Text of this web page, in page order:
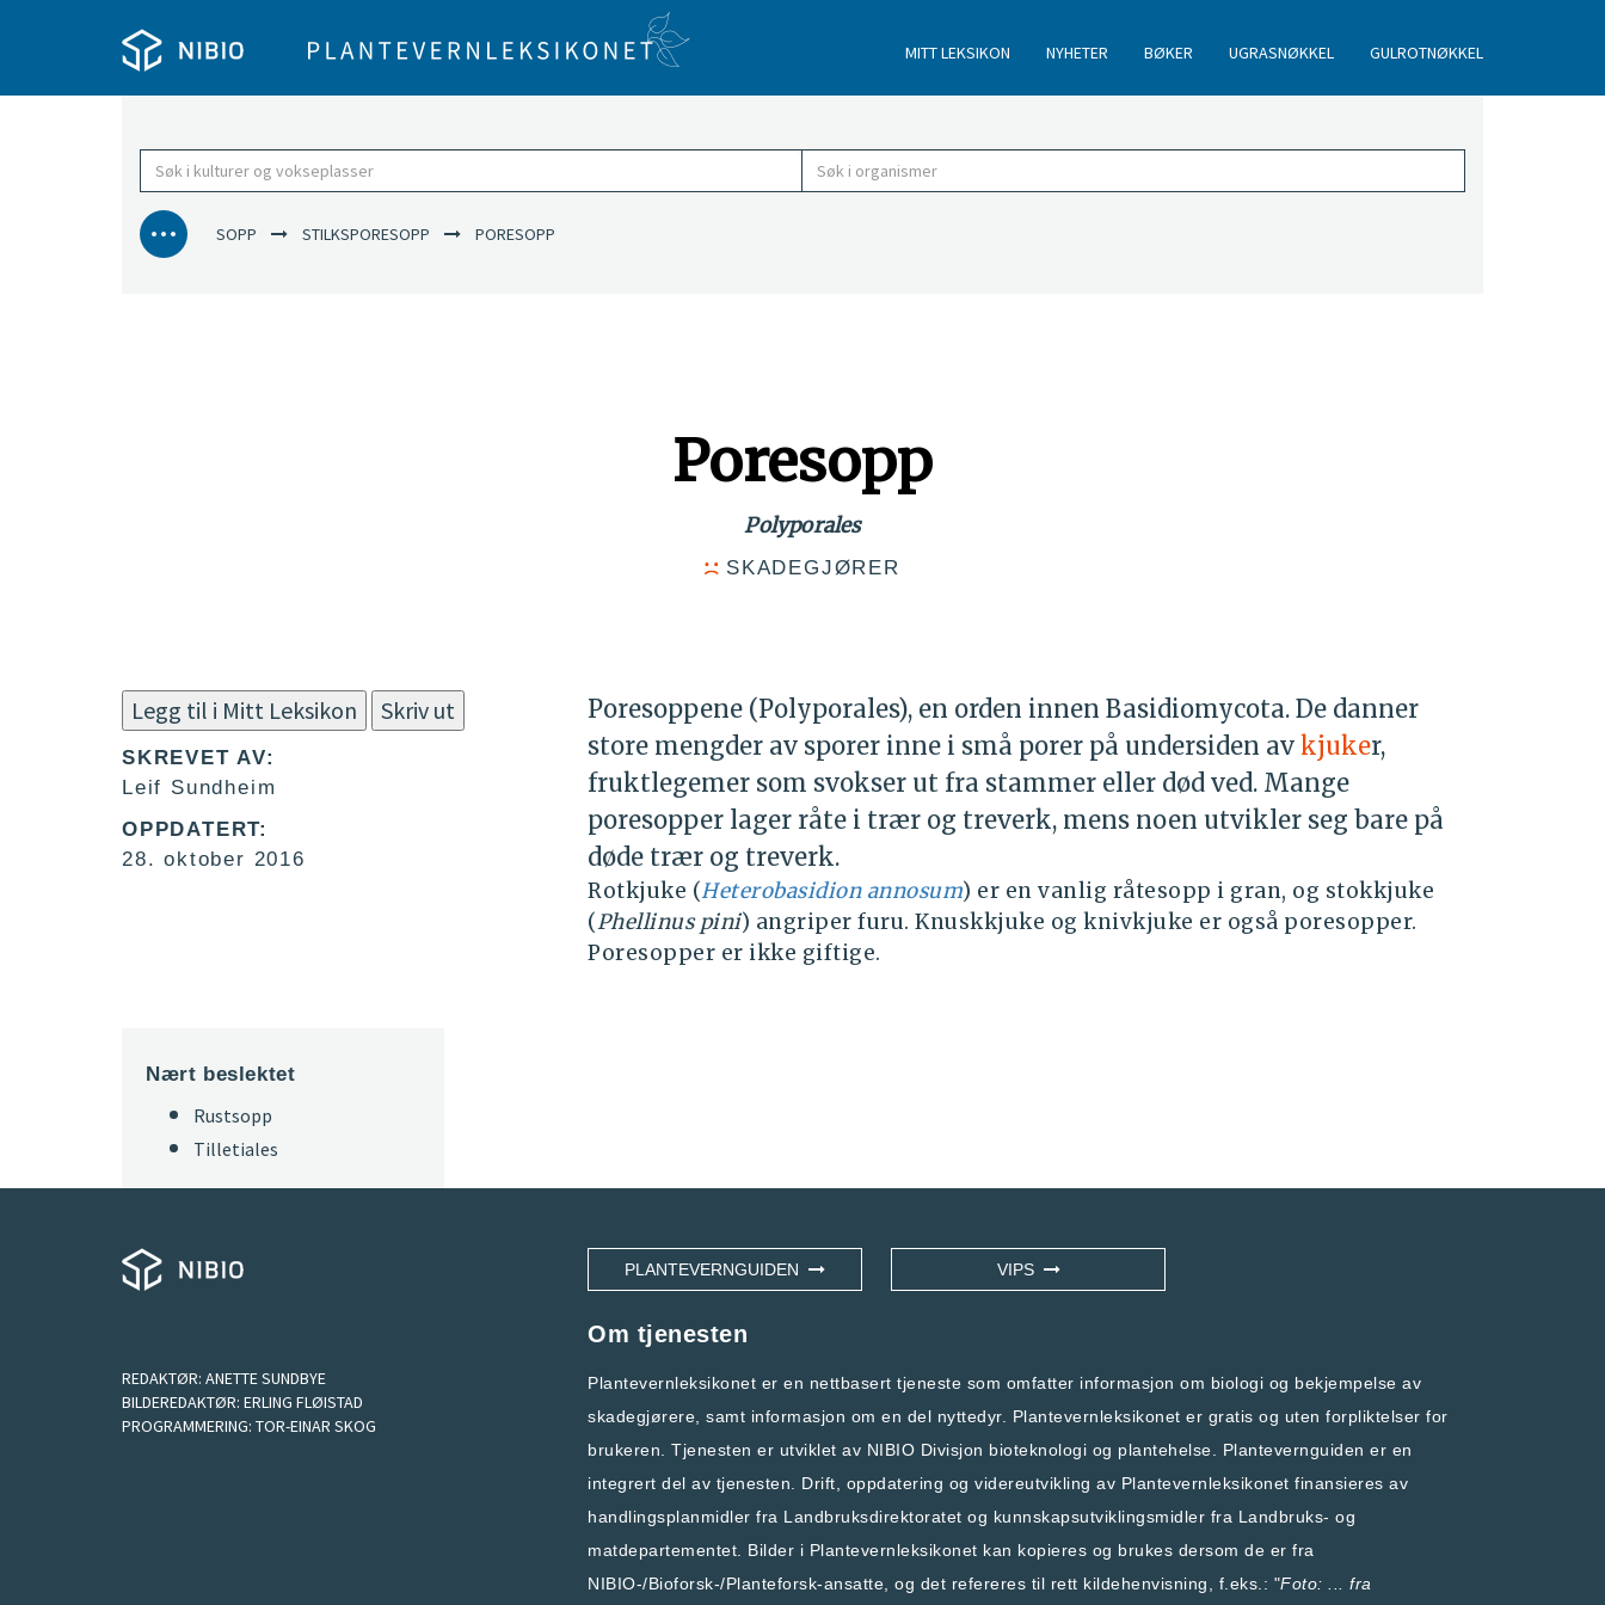
MITT LEKSIKON NYHETER BØKER UGRASNØKKEL GULROTNØKKEL
SOPP STILKSPORESOPP PORESOPP
Poresopp
Polyporales
SKADEGJØRER
Legg til i Mitt Leksikon Skriv ut
SKREVET AV:
Leif Sundheim
OPPDATERT:
28. oktober 2016
Poresoppene (Polyporales), en orden innen Basidiomycota. De danner
store mengder av sporer inne i små porer på undersiden av kjuker,
fruktlegemer som svokser ut fra stammer eller død ved. Mange
poresopper lager råte i trær og treverk, mens noen utvikler seg bare på
døde trær og treverk.
Rotkjuke (Heterobasidion annosum) er en vanlig råtesopp i gran, og stokkjuke
(Phellinus pini) angriper furu. Knuskkjuke og knivkjuke er også poresopper.
Poresopper er ikke giftige.
Nært beslektet
Rustsopp
Tilletiales
PLANTEVERNGUIDEN VIPS
REDAKTØR: ANETTE SUNDBYE
BILDEREDAKTØR: ERLING FLØISTAD
PROGRAMMERING: TOR-EINAR SKOG
Om tjenesten
Plantevernleksikonet er en nettbasert tjeneste som omfatter informasjon om biologi og bekjempelse av
skadegjørere, samt informasjon om en del nyttedyr. Plantevernleksikonet er gratis og uten forpliktelser for
brukeren. Tjenesten er utviklet av NIBIO Divisjon bioteknologi og plantehelse Plantevernguiden er en
integrert del av tjenesten. Drift, oppdatering og videreutvikling av Plantevernleksikonet finansieres av
handlingsplanmidler fra Landbruksdirektoratet og kunnskapsutviklingsmidler fra Landbruks- og
matdepartementet
Bilder i Plantevernleksikonet kan kopieres og brukes dersom de er fra
NIBIO-/Bioforsk-/Planteforsk-ansatte, og det refereres til rett kildehenvisning, f.eks.: "Foto: ... fra